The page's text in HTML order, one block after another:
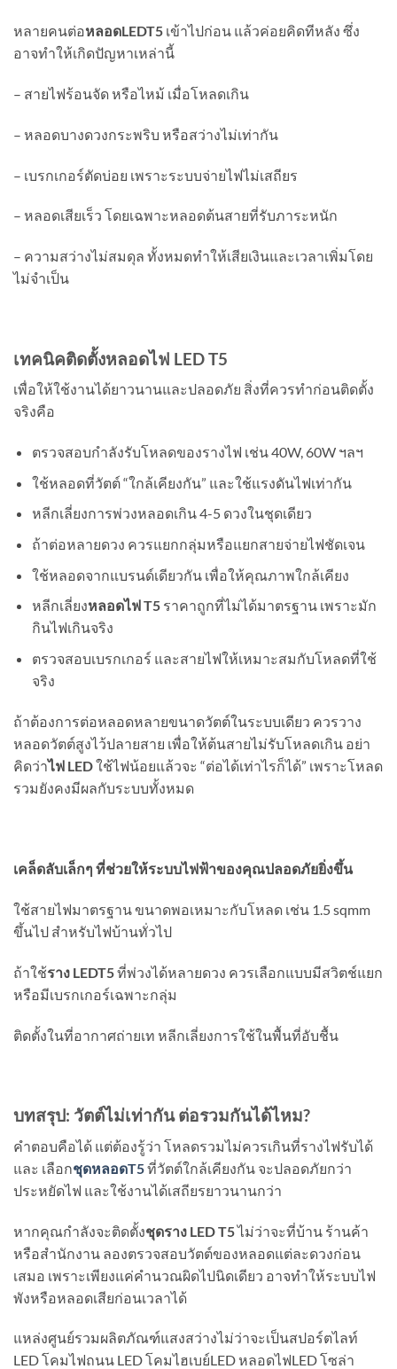
หลายคนต่อหลอดLEDT5 เข้าไปก่อน แล้วค่อยคิดทีหลัง ซึ่ง
อาจทำให้เกิดปัญหาเหล่านี้
– สายไฟร้อนจัด หรือไหม้ เมื่อโหลดเกิน
– หลอดบางดวงกระพริบ หรือสว่างไม่เท่ากัน
– เบรกเกอร์ตัดบ่อย เพราะระบบจ่ายไฟไม่เสถียร
– หลอดเสียเร็ว โดยเฉพาะหลอดต้นสายที่รับภาระหนัก
– ความสว่างไม่สมดุล ทั้งหมดทำให้เสียเงินและเวลาเพิ่มโดย
ไม่จำเป็น
เทคนิคติดตั้งหลอดไฟ LED T5
เพื่อให้ใช้งานได้ยาวนานและปลอดภัย สิ่งที่ควรทำก่อนติดตั้ง
จริงคือ
ตรวจสอบกำลังรับโหลดของรางไฟ เช่น 40W, 60W ฯลฯ
ใช้หลอดที่วัตต์ “ใกล้เคียงกัน” และใช้แรงดันไฟเท่ากัน
หลีกเลี่ยงการพ่วงหลอดเกิน 4-5 ดวงในชุดเดียว
ถ้าต่อหลายดวง ควรแยกกลุ่มหรือแยกสายจ่ายไฟชัดเจน
ใช้หลอดจากแบรนด์เดียวกัน เพื่อให้คุณภาพใกล้เคียง
หลีกเลี่ยงหลอดไฟT5 ราคาถูกที่ไม่ได้มาตรฐาน เพราะมัก
กินไฟเกินจริง
ตรวจสอบเบรกเกอร์ และสายไฟให้เหมาะสมกับโหลดที่ใช้
จริง
ถ้าต้องการต่อหลอดหลายขนาดวัตต์ในระบบเดียว ควรวาง
หลอดวัตต์สูงไว้ปลายสาย เพื่อให้ต้นสายไม่รับโหลดเกิน อย่า
คิดว่าไฟ LEDใช้ไฟน้อยแล้วจะ “ต่อได้เท่าไรก็ได้” เพราะโหลด
รวมยังคงมีผลกับระบบทั้งหมด
เคล็ดลับเล็กๆ ที่ช่วยให้ระบบไฟฟ้าของคุณปลอดภัยยิ่งขึ้น
ใช้สายไฟมาตรฐาน ขนาดพอเหมาะกับโหลด เช่น 1.5 sqmm
ขึ้นไป สำหรับไฟบ้านทั่วไป
ถ้าใช้ราง LEDT5ที่พ่วงได้หลายดวง ควรเลือกแบบมีสวิตช์แยก
หรือมีเบรกเกอร์เฉพาะกลุ่ม
ติดตั้งในที่อากาศถ่ายเท หลีกเลี่ยงการใช้ในพื้นที่อับชื้น
บทสรุป: วัตต์ไม่เท่ากัน ต่อรวมกันได้ไหม?
คำตอบคือได้ แต่ต้องรู้ว่า โหลดรวมไม่ควรเกินที่รางไฟรับได้
และ เลือกชุดหลอดT5ที่วัตต์ใกล้เคียงกัน จะปลอดภัยกว่า
ประหยัดไฟ และใช้งานได้เสถียรยาวนานกว่า
หากคุณกำลังจะติดตั้งชุดราง LED T5ไม่ว่าจะที่บ้าน ร้านค้า
หรือสำนักงาน ลองตรวจสอบวัตต์ของหลอดแต่ละดวงก่อน
เสมอ เพราะเพียงแค่คำนวณผิดไปนิดเดียว อาจทำให้ระบบไฟ
พังหรือหลอดเสียก่อนเวลาได้
แหล่งศูนย์รวมผลิตภัณฑ์แสงสว่างไม่ว่าจะเป็นสปอร์ตไลท์
LED โคมไฟถนน LED โคมไฮเบย์LED หลอดไฟLED โซล่า